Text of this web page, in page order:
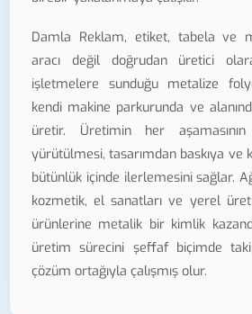
Damla Reklam, etiket, tabela ve
aracı değil doğrudan üretici
işletmelere sunduğu metalize
kendi makine parkurunda ve
üretir. Üretimin her
yürütülmesi, tasarımdan baskıya ve
bütünlük içinde ilerlemesini sağlar.
kozmetik, el sanatları ve yerel
ürünlerine metalik bir kimlik
üretim sürecini şeffaf biçimde
çözüm ortağıyla çalışmış olur.